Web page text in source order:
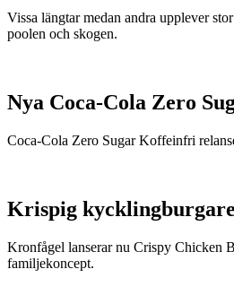
Vissa längtar medan andra upplever
poolen och skogen.
Nya Coca-Cola Zero
Coca-Cola Zero Sugar Koffeinfri
Krispig
Kronfågel lanserar nu Crispy Chicken
familjekoncept.